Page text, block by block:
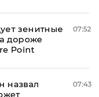
зенитные
дороже
Point
07:52
назвал
07:43